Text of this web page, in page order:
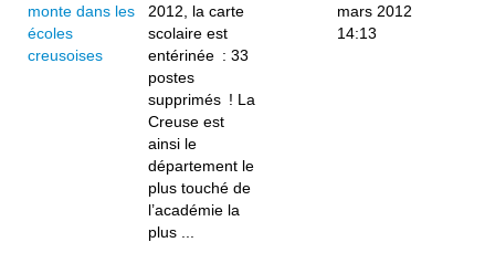
monte dans les
écoles
creusoises
2012, la carte
scolaire est
entérinée : 33
postes
supprimés ! La
Creuse est
ainsi le
département le
plus touché de
l’académie la
plus ...
mars 2012
14:13